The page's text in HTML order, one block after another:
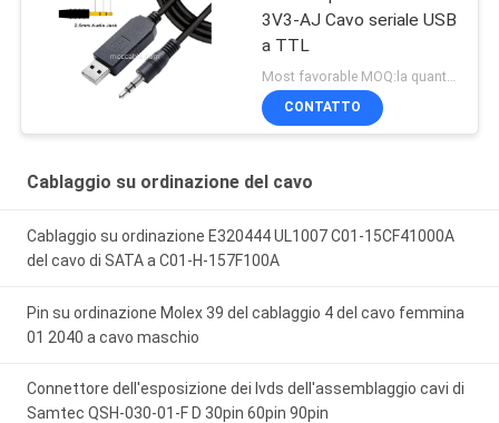
3V3-AJ Cavo seriale USB
a TTL
CONTATTO
Cablaggio su ordinazione del cavo
Cablaggio su ordinazione E320444 UL1007 C01-15CF41000A
del cavo di SATA a C01-H-157F100A
Pin su ordinazione Molex 39 del cablaggio 4 del cavo femmina
01 2040 a cavo maschio
Connettore dell'esposizione dei lvds dell'assemblaggio cavi di
Samtec QSH-030-01-F D 30pin 60pin 90pin